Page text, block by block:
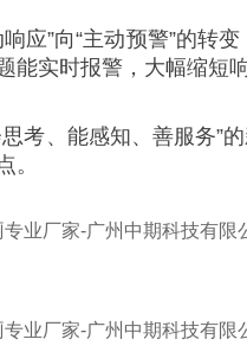
应”向“主动预警”的转
能实时报警，大幅缩短
考、能感知、善服务”
。